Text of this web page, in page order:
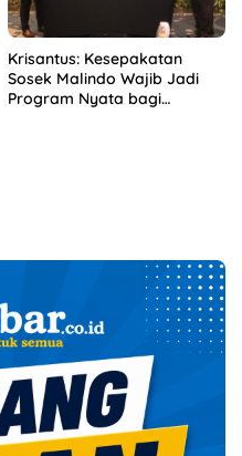
Krisantus: Kesepakatan
Sosek Malindo Wajib Jadi
Program Nyata bagi